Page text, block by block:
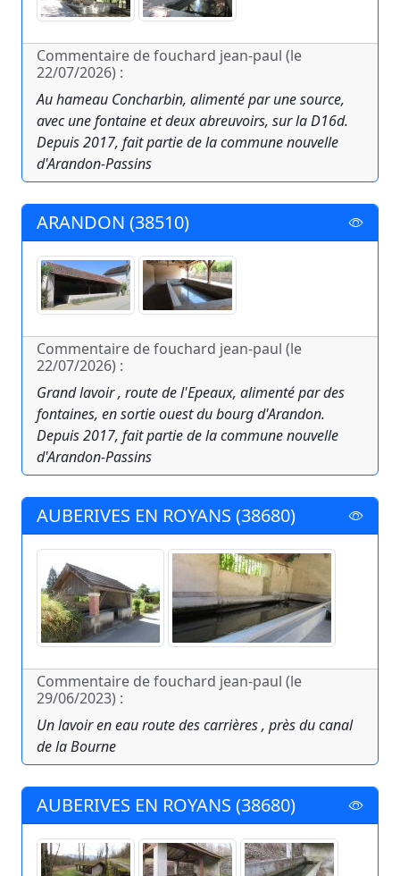
Commentaire de fouchard jean-paul (le
22/07/2026) :
Au hameau Concharbin, alimenté par une source,
avec une fontaine et deux abreuvoirs, sur la D16d.
Depuis 2017, fait partie de la commune nouvelle
d'Arandon-Passins
ARANDON (38510)
Commentaire de fouchard jean-paul (le
22/07/2026) :
Grand lavoir , route de l'Epeaux, alimenté par des
fontaines, en sortie ouest du bourg d'Arandon.
Depuis 2017, fait partie de la commune nouvelle
d'Arandon-Passins
AUBERIVES EN ROYANS (38680)
Commentaire de fouchard jean-paul (le
29/06/2023) :
Un lavoir en eau route des carrières , près du canal
de la Bourne
AUBERIVES EN ROYANS (38680)